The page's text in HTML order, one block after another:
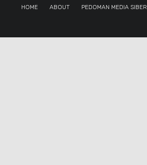
HOME ABOUT PEDOMAN MEDIA SIBER